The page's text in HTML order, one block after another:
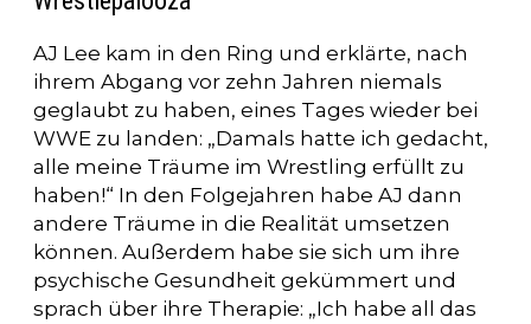
AJ Lee kam in den Ring und erklärte, nach
ihrem Abgang vor zehn Jahren niemals
geglaubt zu haben, eines Tages wieder bei
WWE zu landen: „Damals hatte ich gedacht,
alle meine Träume im Wrestling erfüllt zu
haben!“ In den Folgejahren habe AJ dann
andere Träume in die Realität umsetzen
können. Außerdem habe sie sich um ihre
psychische Gesundheit gekümmert und
sprach über ihre Therapie: „Ich habe all das